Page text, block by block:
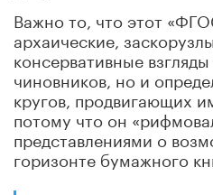
Важно то, что этот
архаические,
консервативные
чиновников, но и
кругов, продвигающих
потому что он
представлениями о
горизонте бумажного